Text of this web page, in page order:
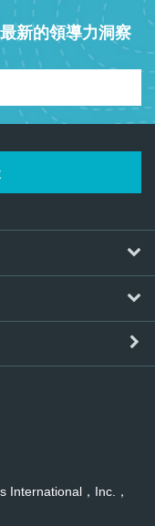
新的領導力洞察
International，Inc.，